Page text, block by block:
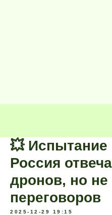
💥 Испытание
Россия
дронов, но
переговоров
2025-12-29 19:15